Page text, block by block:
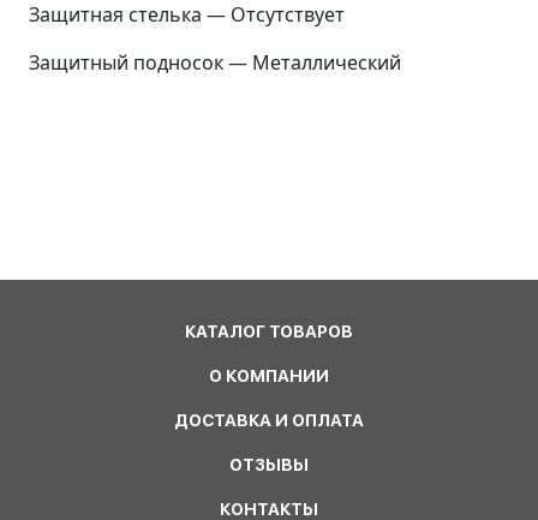
Защитная стелька — Отсутствует
Защитный подносок — Металлический
КАТАЛОГ ТОВАРОВ
О КОМПАНИИ
ДОСТАВКА И ОПЛАТА
ОТЗЫВЫ
КОНТАКТЫ